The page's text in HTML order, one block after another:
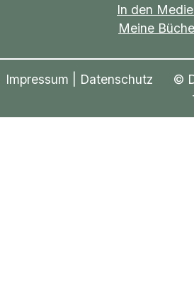
In den
Meine
Impressum Datenschutz
©